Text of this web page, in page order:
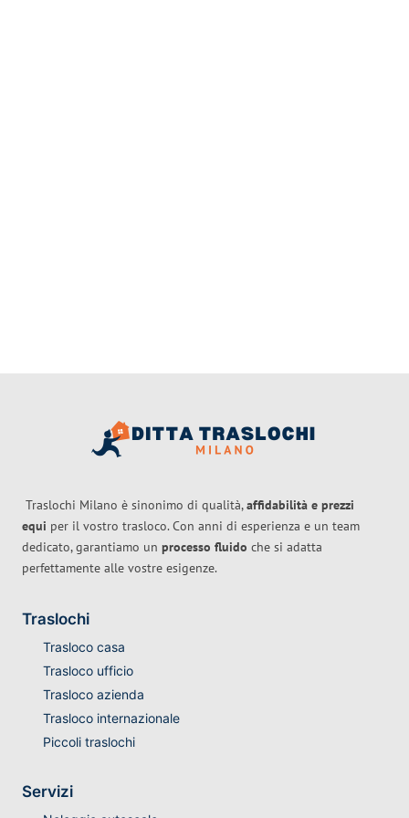
Traslochi Milano è sinonimo di qualità,affidabilità e prezzi
equi per il vostro trasloco. Con anni di esperienza e un team
dedicato, garantiamo un processo fluido che si adatta
perfettamente alle vostre esigenze.
Traslochi
Trasloco casa
Trasloco ufficio
Trasloco azienda
Trasloco internazionale
Piccoli traslochi
Servizi